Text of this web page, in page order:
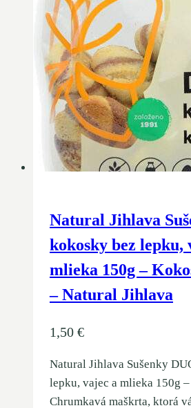
Natural Jihlava
kokosky bez lepku,
mlieka 150g –
– Natural Jihlava
1,50 €
Natural Jihlava Sušenky
lepku, vajec a mlieka 150g
Chrumkavá maškrta, ktorá